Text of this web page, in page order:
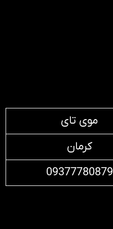
موی تای
کرمان
09377780879